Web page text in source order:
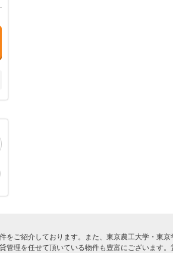
をご紹介しております。また、東京農工大学・東
管理を任せて頂いている物件も豊富にございます